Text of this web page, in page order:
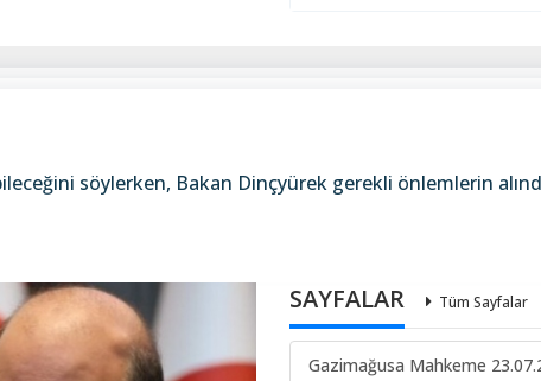
söylerken, Bakan Dinçyürek gerekli önlemlerin
SAYFALAR Tüm Sayfalar
Gazimağusa Mahkeme